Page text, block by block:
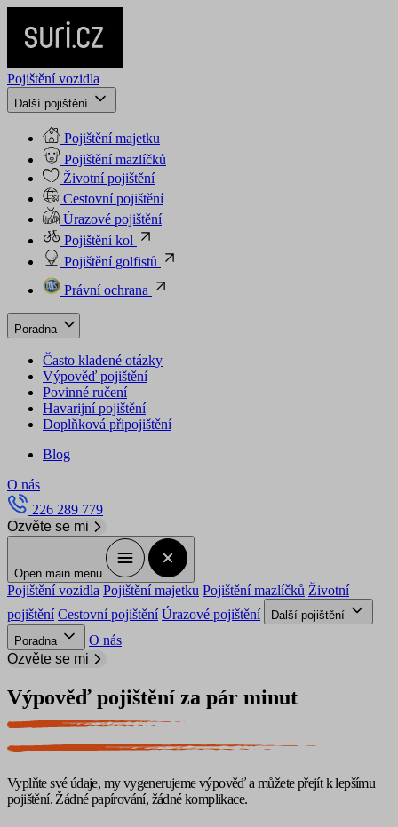
Pojištění vozidla
Další pojištění
Pojištění majetku
Pojištění mazlíčků
Životní pojištění
Cestovní pojištění
Úrazové pojištění
Pojištění kol
Pojištění golfistů
Právní ochrana
Poradna
Často kladené otázky
Výpověď pojištění
Povinné ručení
Havarijní pojištění
Doplňková připojištění
Blog
O nás
226 289 779
Ozvěte se mi
Open main menu
Pojištění vozidla Pojištění majetku Pojištění mazlíčků Životní
pojištění Cestovní pojištění Úrazové pojištění
Další pojištění
Poradna
O nás
Ozvěte se mi
Výpověď pojištění za pár minut
Vyplňte své údaje, my vygenerujeme výpověď a můžete přejít k lepšímu
pojištění. Žádné papírování, žádné komplikace.